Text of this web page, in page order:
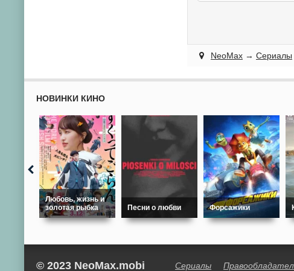
NeoMax → Сериалы
НОВИНКИ КИНО
Любовь, жизнь и
золотая рыбка
Песни о любви Форсажики
© 2023 NeoMax.mobi Сериалы